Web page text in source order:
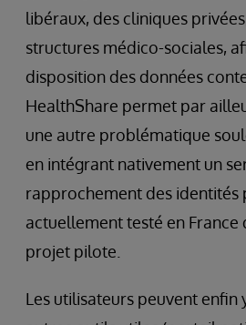
libéraux, des cliniques
structures médico-sociales,
disposition des données
HealthShare permet par
une autre problématique
en intégrant nativement un
rapprochement des identités
actuellement testé en France
projet pilote.
Les utilisateurs peuvent enfin